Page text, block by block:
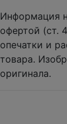
Информация
офертой (ст.
опечатки и
товара.
оригинала.